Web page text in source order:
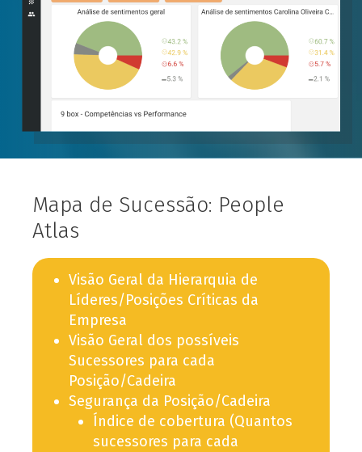
Mapa de Sucessão: People
Atlas
Visão Geral da Hierarquia de
Líderes/Posições Críticas da
Empresa
Visão Geral dos possíveis
Sucessores para cada
Posição/Cadeira
Segurança da Posição/Cadeira
Índice de cobertura (Quantos
sucessores para cada